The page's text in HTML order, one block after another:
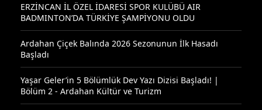
ERZİNCAN İL ÖZEL İDARESİ SPOR KULÜBÜ AIR
BADMINTON’DA TÜRKİYE ŞAMPİYONU OLDU
Ardahan Çiçek Balında 2026 Sezonunun İlk Hasadı
Başladı
Yaşar Geler’in 5 Bölümlük Dev Yazı Dizisi Başladı! |
Bölüm 2 - Ardahan Kültür ve Turizm